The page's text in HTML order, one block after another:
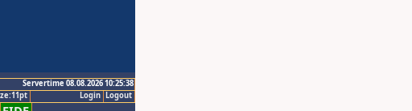
Servertime 08.08.2026 10:25:38
Logout
Login